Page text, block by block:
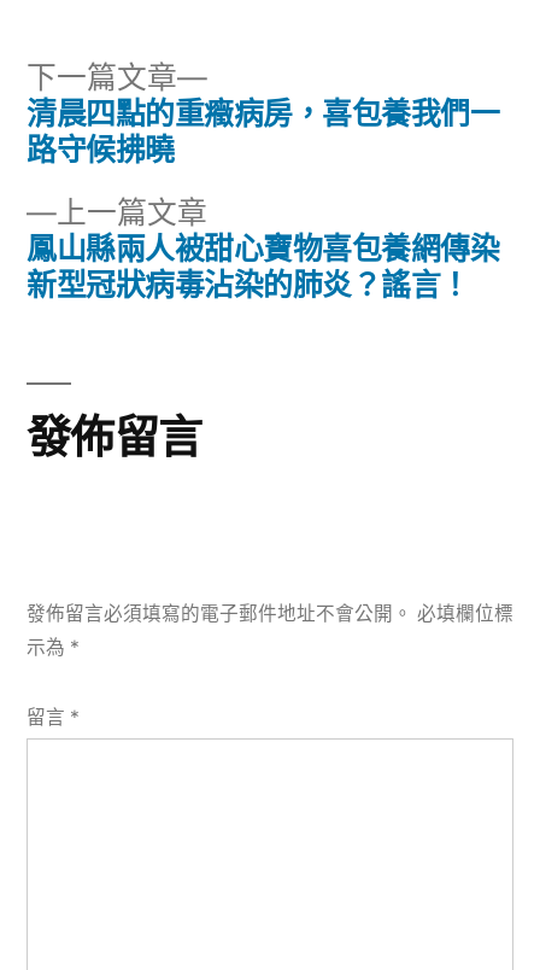
間〉
文
導
覽
上一篇文章
一
篇
鳳山縣兩人被甜心寶物喜包養網傳染
新型冠狀病毒沾染的肺炎？謠言！
下一篇文章
下
一
清晨四點的重癥病房，喜包養我們一
路守候拂曉
發佈留言
發佈留言必須填寫的電子郵件地址不會公開。 必填欄位標
示為 *
留言 *